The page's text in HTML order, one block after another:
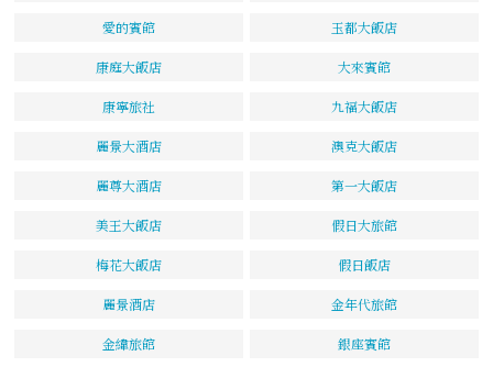
愛的賓館 玉都大飯店
康庭大飯店 大來賓館
康寧旅社 九福大飯店
麗景大酒店 澳克大飯店
麗尊大酒店 第一大飯店
美王大飯店 假日大旅館
梅花大飯店 假日飯店
麗景酒店 金年代旅館
金緯旅館 銀座賓館